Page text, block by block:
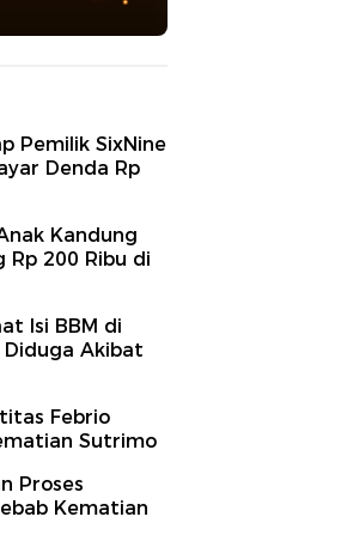
Pemilik SixNine
Denda Rp
Kandung
Rp 200 Ribu di
Isi BBM di
Diduga Akibat
Febrio
Sutrimo
Proses
Kematian